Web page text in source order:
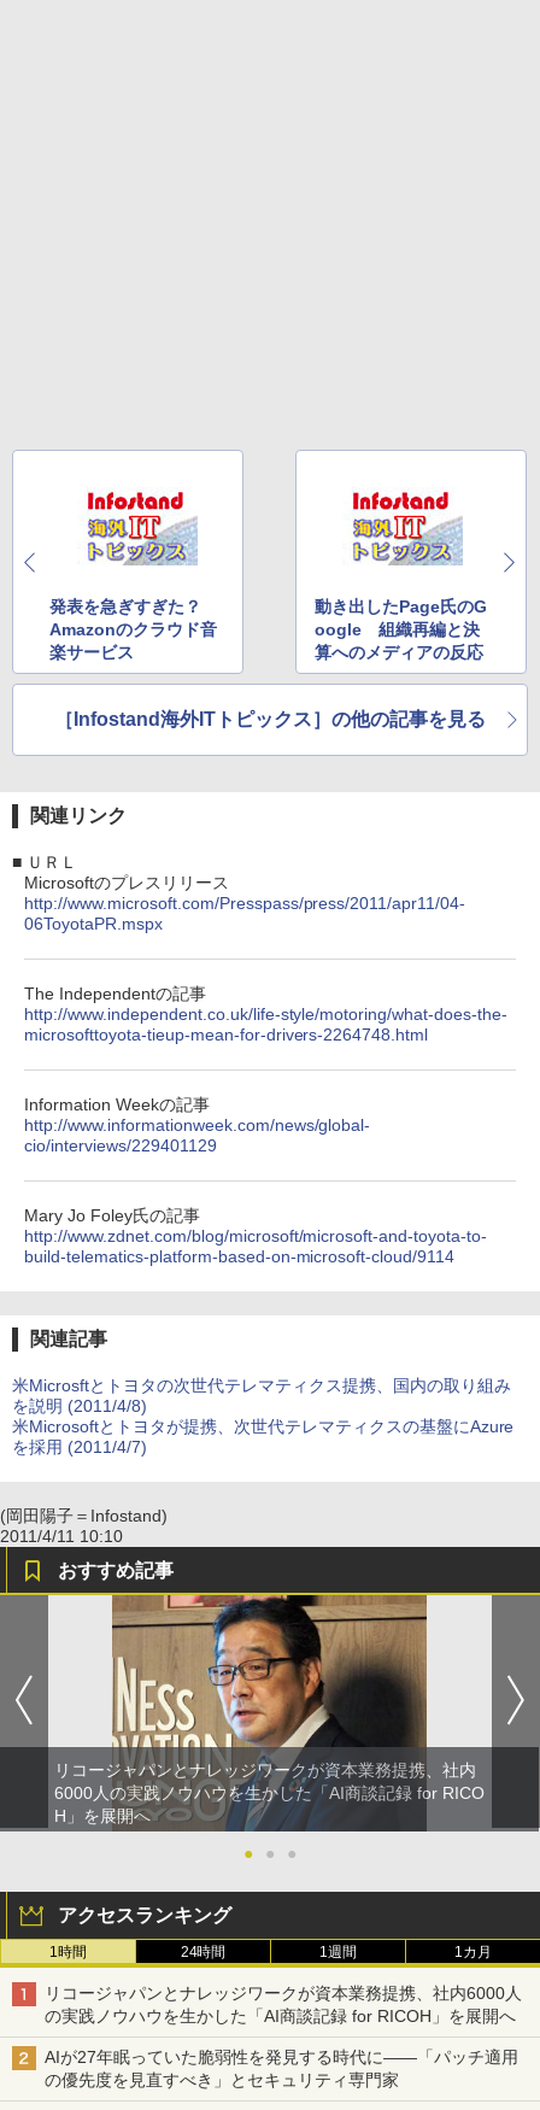
発表を急ぎすぎた？
Amazonのクラウド音
楽サービス
動き出したPage氏のG
oogle 組織再編と決
算へのメディアの反応
［Infostand海外ITトピックス］の他の記事を見る
関連リンク
■ ＵＲＬ
Microsoftのプレスリリース
http://www.microsoft.com/Presspass/press/2011/apr11/04-
06ToyotaPR.mspx
The Independentの記事
http://www.independent.co.uk/life-style/motoring/what-does-the-
microsofttoyota-tieup-mean-for-drivers-2264748.html
Information Weekの記事
http://www.informationweek.com/news/global-
cio/interviews/229401129
Mary Jo Foley氏の記事
http://www.zdnet.com/blog/microsoft/microsoft-and-toyota-to-
build-telematics-platform-based-on-microsoft-cloud/9114
関連記事
米Microsftとトヨタの次世代テレマティクス提携、国内の取り組み
を説明 (2011/4/8)
米Microsoftとトヨタが提携、次世代テレマティクスの基盤にAzure
を採用 (2011/4/7)
(岡田陽子＝Infostand)
2011/4/11 10:10
おすすめ記事
リコージャパンとナレッジワークが資本業務提携、社内
6000人の実践ノウハウを生かした「AI商談記録 for RICO
H」を展開へ
●
● ●
アクセスランキング
1時間 24時間 1週間 1カ月
リコージャパンとナレッジワークが資本業務提携、社内6000人
の実践ノウハウを生かした「AI商談記録 for RICOH」を展開へ
AIが27年眠っていた脆弱性を発見する時代に――「パッチ適用
の優先度を見直すべき」とセキュリティ専門家